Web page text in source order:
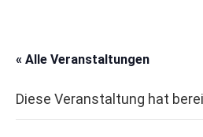
« Alle Veranstaltungen
Diese Veranstaltung hat